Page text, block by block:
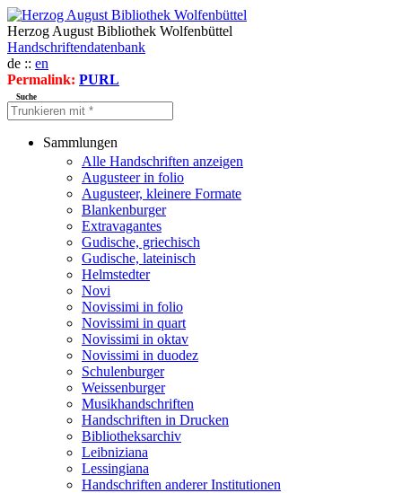
Herzog August Bibliothek Wolfenbüttel
Handschriftendatenbank
de :: en
Permalink: PURL
Suche
Sammlungen
Alle Handschriften anzeigen
Augusteer in folio
Augusteer, kleinere Formate
Blankenburger
Extravagantes
Gudische, griechisch
Gudische, lateinisch
Helmstedter
Novi
Novissimi in folio
Novissimi in quart
Novissimi in oktav
Novissimi in duodez
Schulenburger
Weissenburger
Musikhandschriften
Handschriften in Drucken
Bibliotheksarchiv
Leibniziana
Lessingiana
Handschriften anderer Institutionen